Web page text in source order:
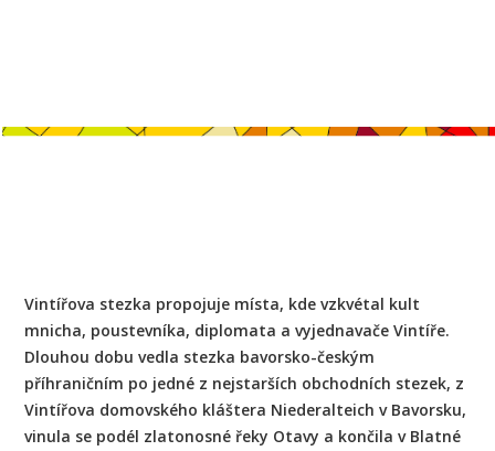
Vintířova stezka propojuje místa, kde vzkvétal kult
mnicha, poustevníka, diplomata a vyjednavače Vintíře.
Dlouhou dobu vedla stezka bavorsko-českým
příhraničním po jedné z nejstarších obchodních stezek, z
Vintířova domovského kláštera Niederalteich v Bavorsku,
vinula se podél zlatonosné řeky Otavy a končila v Blatné